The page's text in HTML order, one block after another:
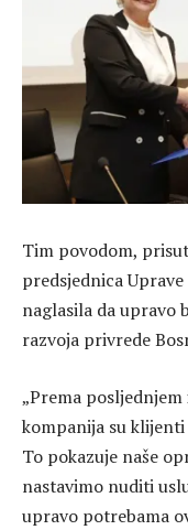
Tim povodom,
predsjednica Uprave
naglasila da upravo
razvoja privrede
„Prema
kompanija su klijenti
To pokazuje naše
nastavimo nuditi
upravo potrebama